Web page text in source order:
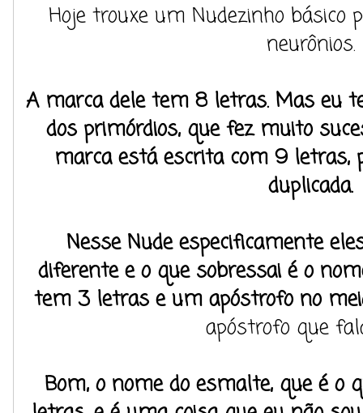
Hoje trouxe um Nudezinho básico
neurônios.
A marca dele tem 8 letras. Mas eu
dos primórdios, que fez muito
marca está escrita com 9 letras,
duplicada.
Nesse Nude especificamente
diferente e o que sobressai é o
tem 3 letras e um apóstrofo no
apóstrofo que
Bom, o nome do esmalte, que é o